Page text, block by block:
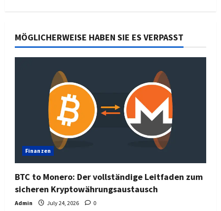
MÖGLICHERWEISE HABEN SIE ES VERPASST
Finanzen
BTC to Monero: Der vollständige Leitfaden zum
sicheren Kryptowährungsaustausch
Admin July 24, 2026 0